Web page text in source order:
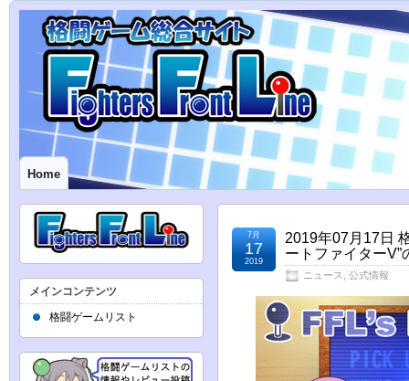
Home
2019年07月17日
ートファイター
ニュース 公式情報
7月
17
2019
メインコンテンツ
格闘ゲームリスト